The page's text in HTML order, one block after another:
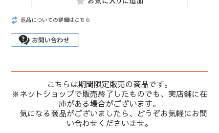
返品についての詳細はこちら
こちらは期間限定販売の商品です。
※ネットショップで販売終了したものでも、実店舗に在
庫がある場合がございます。
気になる商品がございましたら、どうぞお気軽にお問
い合わせくださいませ。